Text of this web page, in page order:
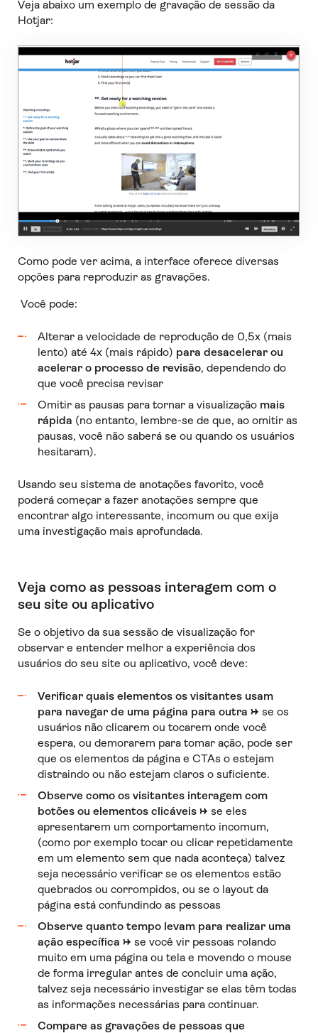
Veja abaixo um exemplo de gravação de sessão da
Hotjar:
Como pode ver acima, a interface oferece diversas
opções para reproduzir as gravações.
Você pode:
Alterar a velocidade de reprodução de 0,5x (mais
lento) até 4x (mais rápido) para desacelerar ou
acelerar o processo de revisão, dependendo do
que você precisa revisar
Omitir as pausas para tornar a visualização mais
rápida (no entanto, lembre-se de que, ao omitir as
pausas, você não saberá se ou quando os usuários
hesitaram).
Usando seu sistema de anotações favorito, você
poderá começar a fazer anotações sempre que
encontrar algo interessante, incomum ou que exija
uma investigação mais aprofundada.
Veja como as pessoas interagem com o
seu site ou aplicativo
Se o objetivo da sua sessão de visualização for
observar e entender melhor a experiência dos
usuários do seu site ou aplicativo, você deve:
Verificar quais elementos os visitantes usam
para navegar de uma página para outra → se os
usuários não clicarem ou tocarem onde você
espera, ou demorarem para tomar ação, pode ser
que os elementos da página e CTAs o estejam
distraindo ou não estejam claros o suficiente.
Observe como os visitantes interagem com
botões ou elementos clicáveis → se eles
apresentarem um comportamento incomum,
(como por exemplo tocar ou clicar repetidamente
em um elemento sem que nada aconteça) talvez
seja necessário verificar se os elementos estão
quebrados ou corrompidos, ou se o layout da
página está confundindo as pessoas
Observe quanto tempo levam para realizar uma
ação específica → se você vir pessoas rolando
muito em uma página ou tela e movendo o mouse
de forma irregular antes de concluir uma ação,
talvez seja necessário investigar se elas têm todas
as informações necessárias para continuar.
Compare as gravações de pessoas que